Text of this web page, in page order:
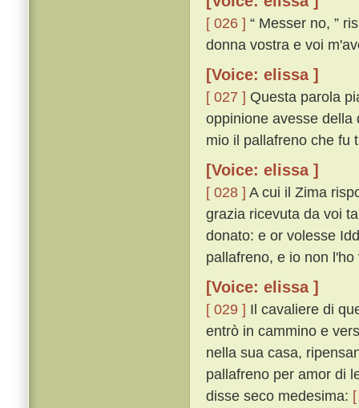
[ 026 ] “ Messer no, ”
donna vostra e voi
[Voice: elissa ]
[ 027 ] Questa parola
oppinione avesse della
mio il pallafreno che fu
[Voice: elissa ]
[ 028 ] A cui il Zima
grazia ricevuta da voi
donato: e or volesse
pallafreno, e io non l'ho
[Voice: elissa ]
[ 029 ] Il cavaliere di
entrò in cammino e
nella sua casa,
pallafreno per amor di
disse seco medesima: